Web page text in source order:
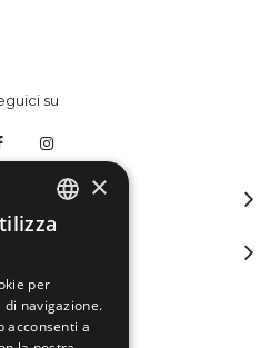
su
×
per
navigazione.
acconsenti a